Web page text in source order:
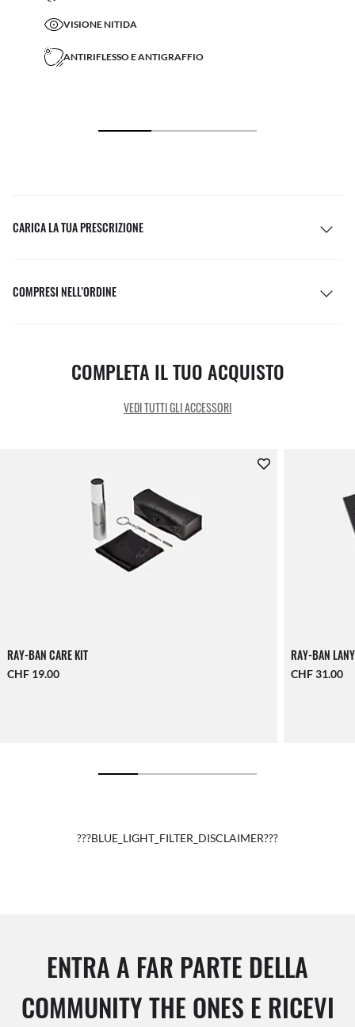
VISIONE NITIDA
ANTIRIFLESSO E ANTIGRAFFIO
CARICA LA TUA PRESCRIZIONE
COMPRESI NELL’ORDINE
COMPLETA IL TUO ACQUISTO
VEDI TUTTI GLI ACCESSORI
RAY-BAN CARE KIT
CHF 19.00
RAY-BAN
CHF 31.00
???BLUE_LIGHT_FILTER_DISCLAIMER???
ENTRA A FAR PARTE DELLA
COMMUNITY THE ONES E RICEVI